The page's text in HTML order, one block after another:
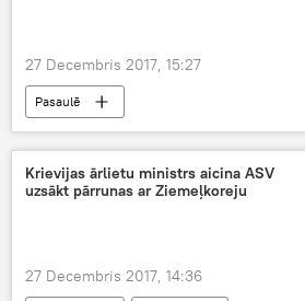
27 Decembris 2017, 15:27
Pasaulē
Krievijas ārlietu ministrs aicina ASV
uzsākt pārrunas ar Ziemeļkoreju
27 Decembris 2017, 14:36